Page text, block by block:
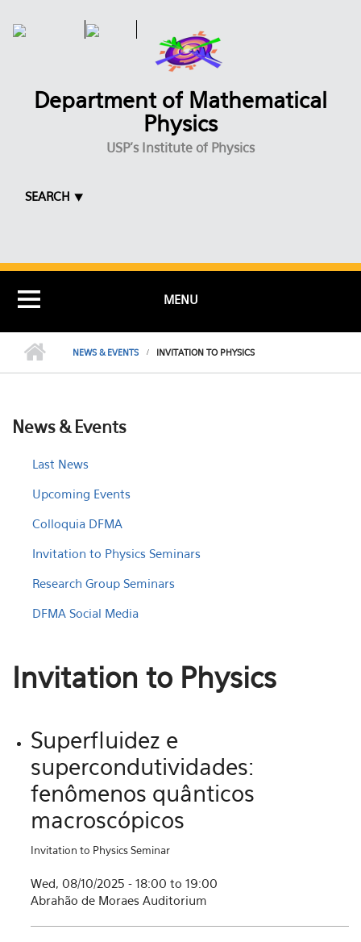
Department of Mathematical
Physics
USP's Institute of Physics
SEARCH ⯆
MENU
NEWS & EVENTS INVITATION TO PHYSICS
News & Events
Last News
Upcoming Events
Colloquia DFMA
Invitation to Physics Seminars
Research Group Seminars
DFMA Social Media
Invitation to Physics
Superfluidez e
supercondutividades:
fenômenos quânticos
macroscópicos
Invitation to Physics Seminar
Wed, 08/10/2025 - 18:00 to 19:00
Abrahão de Moraes Auditorium